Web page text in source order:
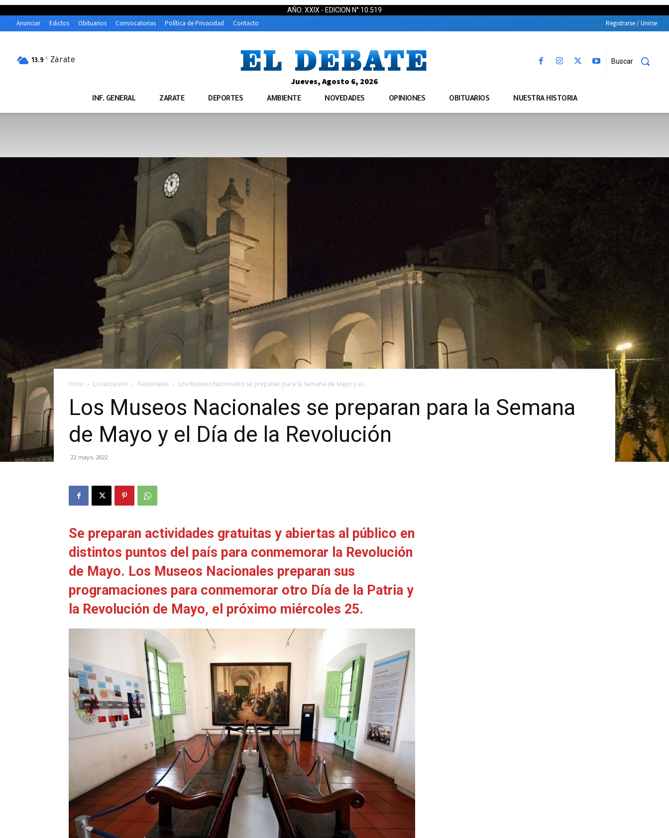
AÑO: XXIX - EDICION N°:10.519
Anunciar Edictos Obituarios Convocatorias Política de Privacidad Contacto Registrarse / Unirse
13.9 C Zárate Buscar
Jueves, Agosto 6, 2026
INF. GENERAL ZARATE DEPORTES AMBIENTE NOVEDADES OPINIONES OBITUARIOS NUESTRA HISTORIA
Inicio Localización Nacionales Los Museos Nacionales se preparan para la Semana de Mayo y el...
Los Museos Nacionales se preparan para la Semana
de Mayo y el Día de la Revolución
22 mayo, 2022
Se preparan actividades gratuitas y abiertas al público en
distintos puntos del país para conmemorar la Revolución
de Mayo. Los Museos Nacionales preparan sus
programaciones para conmemorar otro Día de la Patria y
la Revolución de Mayo, el próximo miércoles 25.